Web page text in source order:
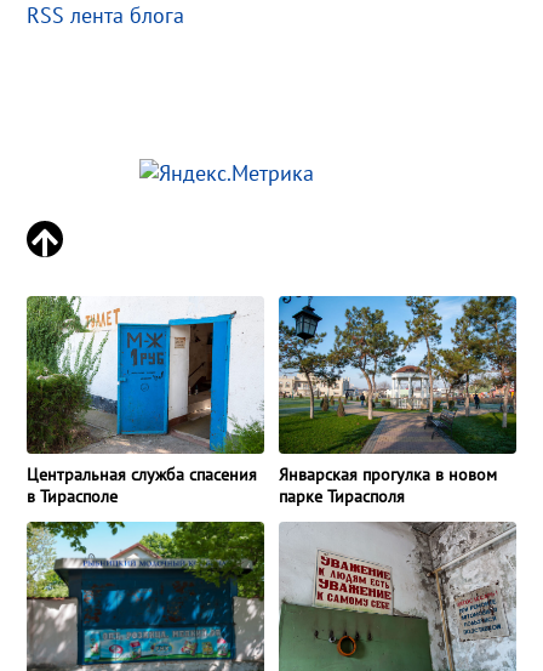
RSS лента блога
Центральная служба спасения
в Тирасполе
Январская прогулка в новом
парке Тирасполя